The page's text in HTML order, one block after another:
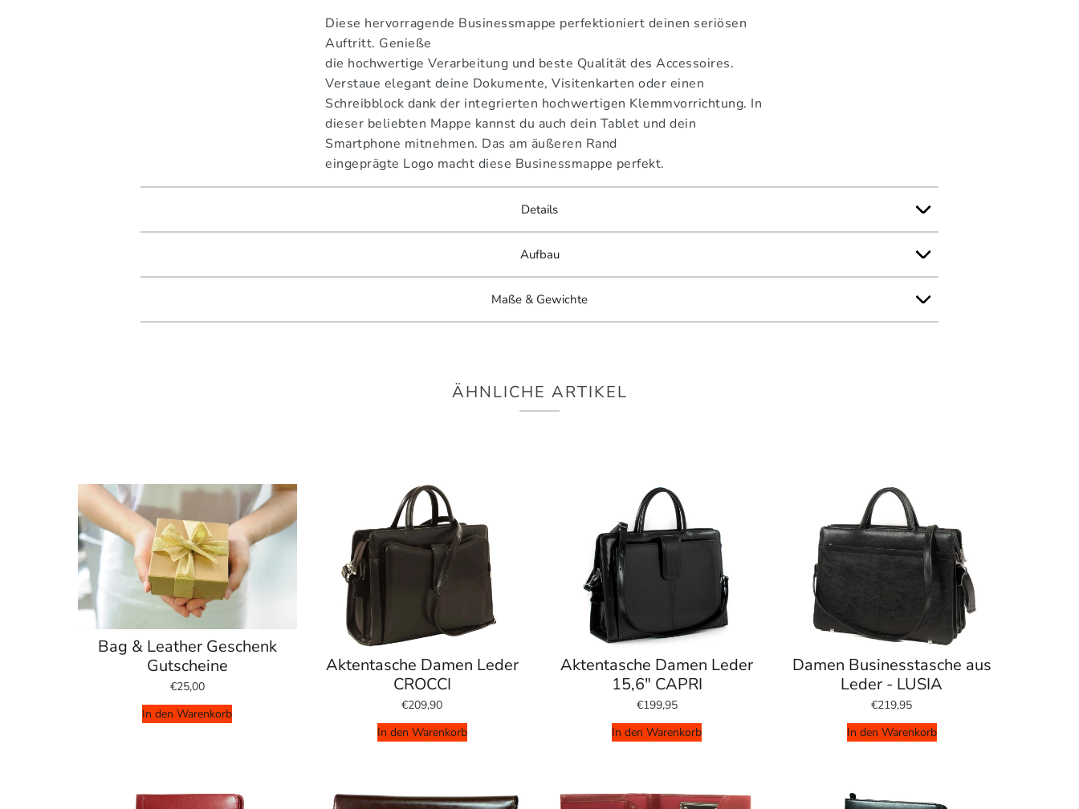
Diese hervorragende Businessmappe perfektioniert deinen seriösen
Auftritt. Genieße
die hochwertige Verarbeitung und beste Qualität des Accessoires.
Verstaue elegant deine Dokumente, Visitenkarten oder einen
Schreibblock dank der integrierten hochwertigen Klemmvorrichtung. In
dieser beliebten Mappe kannst du auch dein Tablet und dein
Smartphone mitnehmen. Das am äußeren Rand
eingeprägte Logo macht diese Businessmappe perfekt.
Details
Aufbau
Maße & Gewichte
ÄHNLICHE ARTIKEL
Bag & Leather Geschenk
Gutscheine
€25,00
In den Warenkorb
Aktentasche Damen Leder
CROCCI
€209,90
In den Warenkorb
Aktentasche Damen Leder
15,6" CAPRI
€199,95
In den Warenkorb
Damen Businesstasche aus
Leder - LUSIA
€219,95
In den Warenkorb